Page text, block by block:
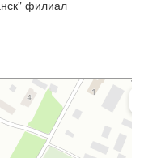
филиал
газовая служба